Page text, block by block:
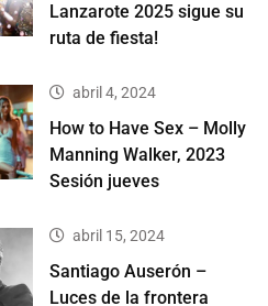
Lanzarote 2025 sigue su
ruta de fiesta!
abril 4, 2024
How to Have Sex – Molly
Manning Walker, 2023
Sesión jueves
abril 15, 2024
Santiago Auserón –
Luces de la frontera